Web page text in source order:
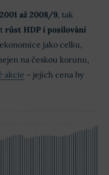
2001 až 2008/9, tak
růst HDP i posilování
jako celku,
na českou korunu,
akcie – jejich cena by